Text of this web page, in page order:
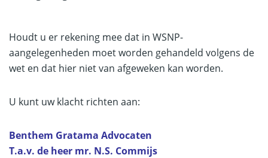
Houdt u er rekening mee dat in WSNP-
aangelegenheden moet worden gehandeld volgens de
wet en dat hier niet van afgeweken kan worden.
U kunt uw klacht richten aan:
Benthem Gratama Advocaten
T.a.v. de heer mr. N.S. Commijs